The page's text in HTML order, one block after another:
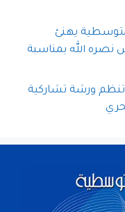
يهنئ
الله بمناسبة
تنظم ورشة تشاركية